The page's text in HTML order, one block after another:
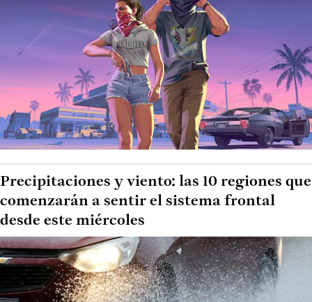
Precipitaciones y viento: las 10 regiones que
comenzarán a sentir el sistema frontal
desde este miércoles